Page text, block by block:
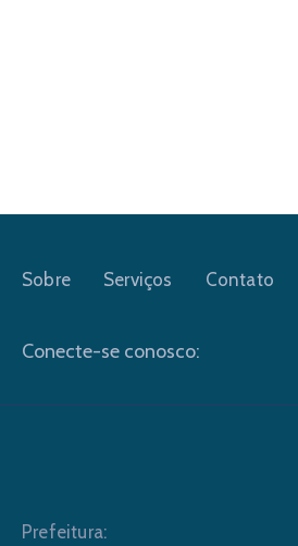
Sobre Serviços Contato
Conecte-se conosco:
Prefeitura: